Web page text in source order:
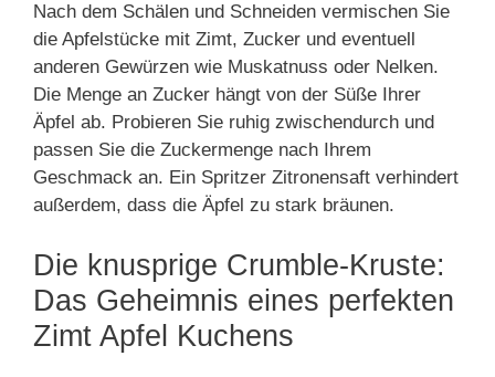
Nach dem Schälen und Schneiden vermischen Sie
die Apfelstücke mit Zimt, Zucker und eventuell
anderen Gewürzen wie Muskatnuss oder Nelken.
Die Menge an Zucker hängt von der Süße Ihrer
Äpfel ab. Probieren Sie ruhig zwischendurch und
passen Sie die Zuckermenge nach Ihrem
Geschmack an. Ein Spritzer Zitronensaft verhindert
außerdem, dass die Äpfel zu stark bräunen.
Die knusprige Crumble-Kruste:
Das Geheimnis eines perfekten
Zimt Apfel Kuchens